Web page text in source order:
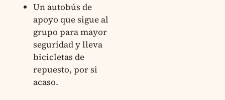
Un autobús de
apoyo que sigue al
grupo para mayor
seguridad y lleva
bicicletas de
repuesto, por si
acaso.